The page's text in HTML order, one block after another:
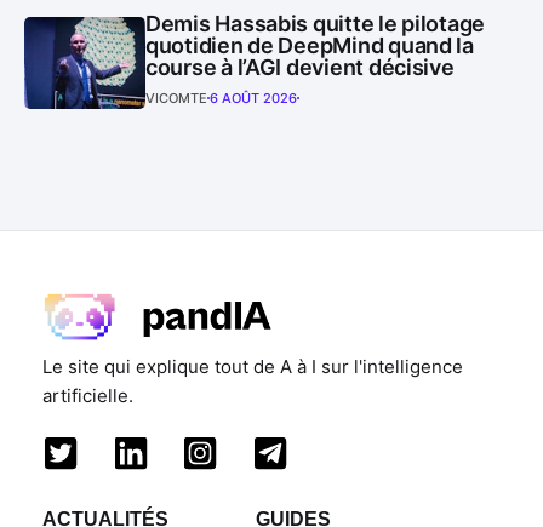
Demis Hassabis quitte le pilotage
quotidien de DeepMind quand la
course à l’AGI devient décisive
VICOMTE 6 AOÛT 2026
Le site qui explique tout de A à I sur l'intelligence
artificielle.
ACTUALITÉS GUIDES